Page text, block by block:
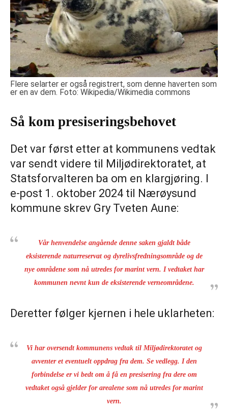
Flere selarter er også registrert, som denne haverten som
er en av dem. Foto: Wikipedia/Wikimedia commons
Så kom presiseringsbehovet
Det var først etter at kommunens vedtak
var sendt videre til Miljødirektoratet, at
Statsforvalteren ba om en klargjøring. I
e-post 1. oktober 2024 til Nærøysund
kommune skrev Gry Tveten Aune:
Vår henvendelse angående denne saken gjaldt både
eksisterende naturreservat og dyrelivsfredningsområde og de
nye områdene som nå utredes for marint vern. I vedtaket har
kommunen nevnt kun de eksisterende verneområdene.
Deretter følger kjernen i hele uklarheten:
Vi har oversendt kommunens vedtak til Miljødirektoratet og
avventer et eventuelt oppdrag fra dem. Se vedlegg. I den
forbindelse er vi bedt om å få en presisering fra dere om
vedtaket også gjelder for arealene som nå utredes for marint
vern.